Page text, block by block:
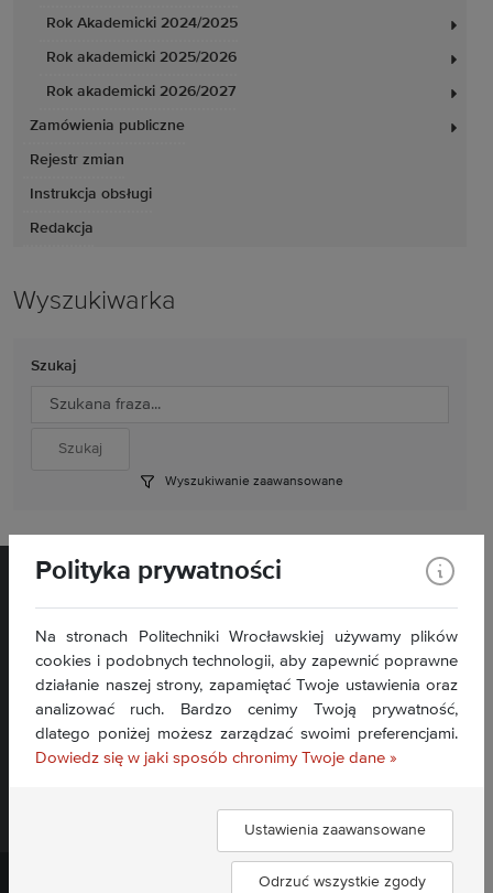
Rok Akademicki 2024/2025
Rok akademicki 2025/2026
Rok akademicki 2026/2027
Zamówienia publiczne
Rejestr zmian
Instrukcja obsługi
Redakcja
Wyszukiwarka
Szukaj
Wyszukiwanie zaawansowane
Wybrzeże Wyspiańskiego 27, 50- 370 Wrocław
Deklaracja dostępności BIP »
Politechnika Wrocławska ©2026
Polityka prywatności
Na stronach Politechniki Wrocławskiej używamy plików
cookies i podobnych technologii, aby zapewnić poprawne
działanie naszej strony, zapamiętać Twoje ustawienia oraz
analizować ruch. Bardzo cenimy Twoją prywatność,
dlatego poniżej możesz zarządzać swoimi preferencjami.
Dowiedz się w jaki sposób chronimy Twoje dane »
Ustawienia zaawansowane
Odrzuć wszystkie zgody